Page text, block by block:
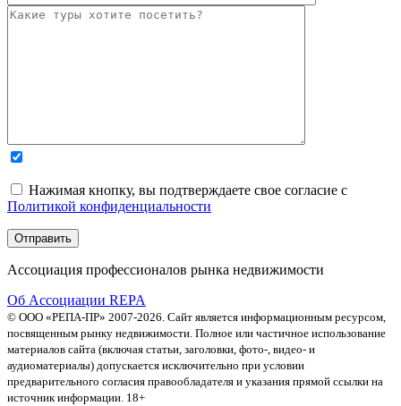
Нажимая кнопку, вы подтверждаете свое согласие с
Политикой конфиденциальности
Ассоциация профессионалов рынка недвижимости
Об Ассоциации REPA
© ООО «РЕПА-ПР» 2007-2026. Сайт является информационным ресурсом,
посвященным рынку недвижимости. Полное или частичное использование
материалов сайта (включая статьи, заголовки, фото-, видео- и
аудиоматериалы) допускается исключительно при условии
предварительного согласия правообладателя и указания прямой ссылки на
источник информации. 18+